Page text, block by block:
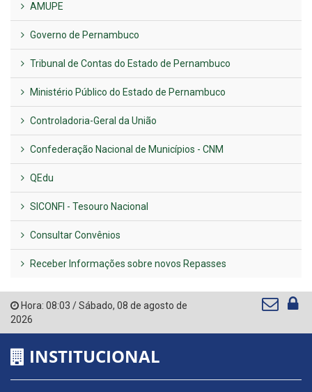
AMUPE
Governo de Pernambuco
Tribunal de Contas do Estado de Pernambuco
Ministério Público do Estado de Pernambuco
Controladoria-Geral da União
Confederação Nacional de Municípios - CNM
QEdu
SICONFI - Tesouro Nacional
Consultar Convênios
Receber Informações sobre novos Repasses
Hora: 08:03 /Sábado, 08 de agosto de
2026
INSTITUCIONAL